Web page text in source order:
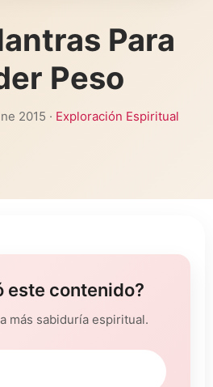
Para
Peso
2015 · Exploración Espiritual
este contenido?
más sabiduría espiritual.